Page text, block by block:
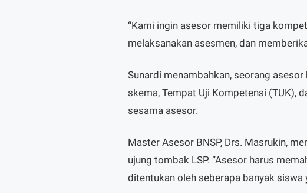
“Kami ingin asesor memiliki tiga
melaksanakan asesmen, dan
Sunardi menambahkan, seorang
skema, Tempat Uji Kompetensi (TUK),
sesama asesor.
Master Asesor BNSP, Drs. Masrukin,
ujung tombak LSP. “Asesor harus
ditentukan oleh seberapa banyak siswa